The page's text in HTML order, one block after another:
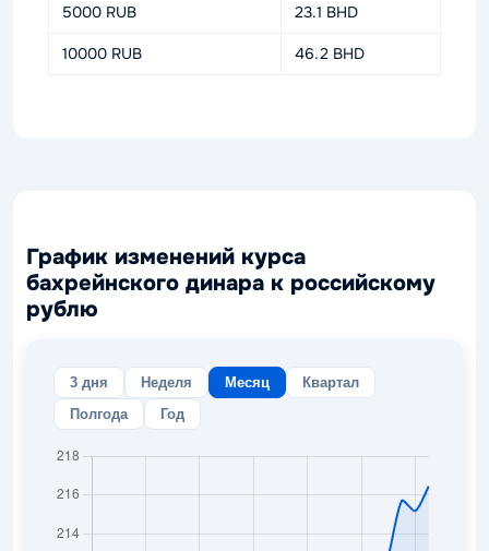
5000 RUB 23.1 BHD
10000 RUB 46.2 BHD
График изменений курса
бахрейнского динара к российскому
рублю
3 дня Неделя Месяц
Квартал
Полгода
Год